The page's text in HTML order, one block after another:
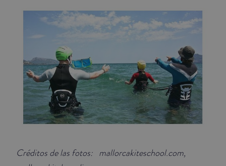
Créditos de las fotos: mallorcakiteschool.com,